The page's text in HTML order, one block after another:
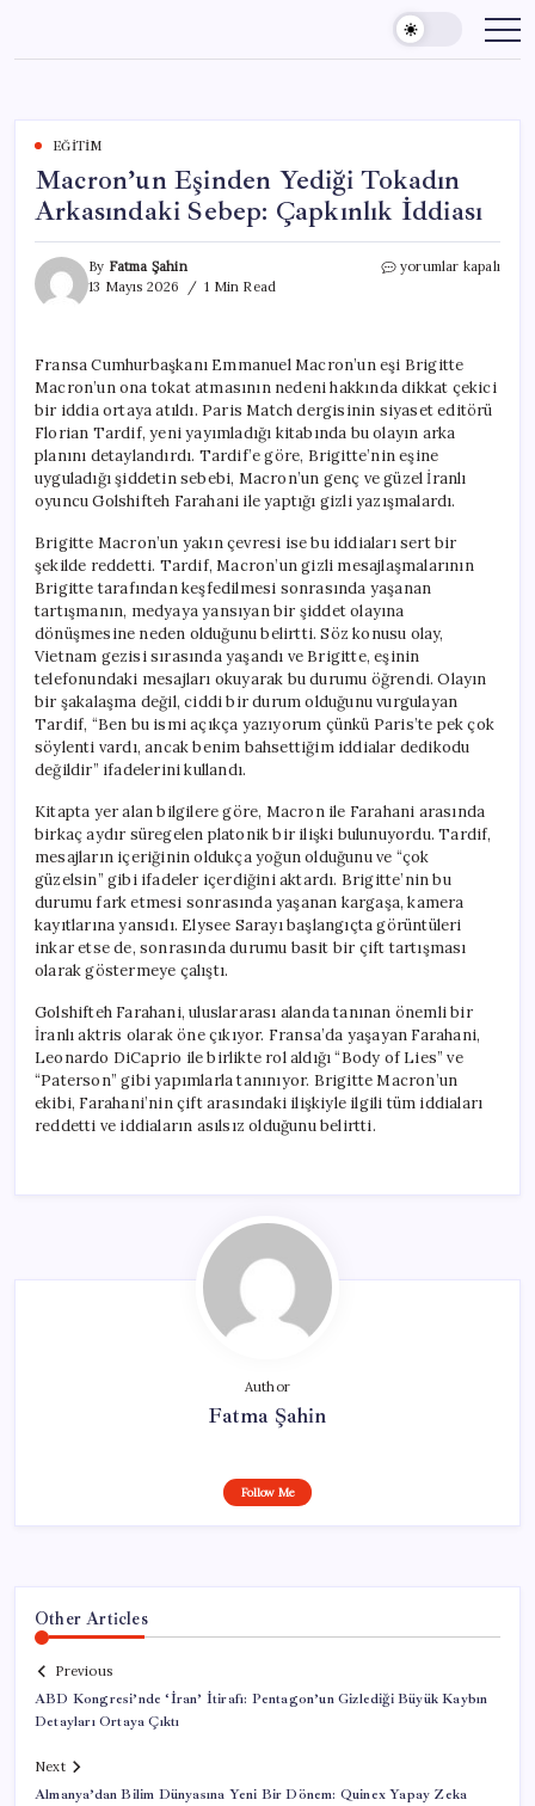
content
EĞITIM
Macron’un Eşinden Yediği Tokadın
Arkasındaki Sebep: Çapkınlık İddiası
By Fatma Şahin
13 Mayıs 2026
1 Min Read
Macron’un
Sebep:
Çapkınlık
İddiası
için
yorumlar kapalı
Fransa Cumhurbaşkanı Emmanuel Macron’un eşi Brigitte
Macron’un ona tokat atmasının nedeni hakkında dikkat çekici
bir iddia ortaya atıldı. Paris Match dergisinin siyaset editörü
Florian Tardif, yeni yayımladığı kitabında bu olayın arka
planını detaylandırdı. Tardif’e göre, Brigitte’nin eşine
uyguladığı şiddetin sebebi, Macron’un genç ve güzel İranlı
oyuncu Golshifteh Farahani ile yaptığı gizli yazışmalardı.
Brigitte Macron’un yakın çevresi ise bu iddiaları sert bir
şekilde reddetti. Tardif, Macron’un gizli mesajlaşmalarının
Brigitte tarafından keşfedilmesi sonrasında yaşanan
tartışmanın, medyaya yansıyan bir şiddet olayına
dönüşmesine neden olduğunu belirtti. Söz konusu olay,
Vietnam gezisi sırasında yaşandı ve Brigitte, eşinin
telefonundaki mesajları okuyarak bu durumu öğrendi. Olayın
bir şakalaşma değil, ciddi bir durum olduğunu vurgulayan
Tardif, “Ben bu ismi açıkça yazıyorum çünkü Paris’te pek çok
söylenti vardı, ancak benim bahsettiğim iddialar dedikodu
değildir” ifadelerini kullandı.
Kitapta yer alan bilgilere göre, Macron ile Farahani arasında
birkaç aydır süregelen platonik bir ilişki bulunuyordu. Tardif,
mesajların içeriğinin oldukça yoğun olduğunu ve “çok
güzelsin” gibi ifadeler içerdiğini aktardı. Brigitte’nin bu
durumu fark etmesi sonrasında yaşanan kargaşa, kamera
kayıtlarına yansıdı. Elysee Sarayı başlangıçta görüntüleri
inkar etse de, sonrasında durumu basit bir çift tartışması
olarak göstermeye çalıştı.
Golshifteh Farahani, uluslararası alanda tanınan önemli bir
İranlı aktris olarak öne çıkıyor. Fransa’da yaşayan Farahani,
Leonardo DiCaprio ile birlikte rol aldığı “Body of Lies” ve
“Paterson” gibi yapımlarla tanınıyor. Brigitte Macron’un
ekibi, Farahani’nin çift arasındaki ilişkiyle ilgili tüm iddiaları
reddetti ve iddiaların asılsız olduğunu belirtti.
Author
Fatma Şahin
Follow Me
Other Articles
Previous
ABD Kongresi’nde ‘İran’ İtirafı: Pentagon’un Gizlediği Büyük Kaybın
Detayları Ortaya Çıktı
Next
Almanya’dan Bilim Dünyasına Yeni Bir Dönem: Quinex Yapay Zeka